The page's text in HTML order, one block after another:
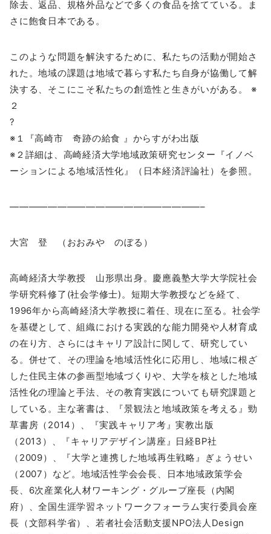
除去、返品、規格外品などで多くの食品を捨てている。ま
さに飽食日本である。
このような問題を解決するために、私たちの活動が開始さ
れた。地域の課題は地域で暮らす私たち自身が協働して解
決する、そこにこそ私たちの創造性と生きがいがある。 ※
２
?
※１『高崎市 奇跡の給食 』からすがわ出版
※２詳細は、高崎経済大学地域政策研究センター『イノベ
ーションによる地域活性化』（日本経済評論社）を参照。
————————————————————–
大宮 登 （おおみや のぼる）
高崎経済大学教授 山形県出身。慶應義塾大学大学院社会
学研究科修了(社会学修士)。短期大学教授などを経て、
1996年から高崎経済大学教授に着任、現在に至る。社会学
を基礎として、組織における実践的な能力開発や人材育成
の在り方、さらにはキャリア設計に関して、研究してい
る。併せて、その理論を地域活性化に応用し、地域に根ざ
した住民主体の参画型地域づくりや、大学を核とした地域
活性化の理論と手法、その教育実践についても研究課題と
している。主な著書は、『景観法と地域政策を考える』勁
草書房（2014）、『実践キャリア考』実教出版
（2013）、『キャリアデザイン講座』日経BP社
（2009）、『大学と連携した地域再生戦略』ぎょうせい
（2007）など。地域活性学会会長、日本地域政策学会
長、6次産業化人材ワーキング・グループ座長（内閣
府）、全国生涯学習ネットワークフォーラム実行委員会座
長（文部科学省）、若者社会活動支援NPO法人Design